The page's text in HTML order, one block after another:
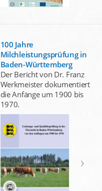
100 Jahre
Milchleistungsprüfung in
Baden-Württemberg
Der Bericht von Dr. Franz
Werkmeister dokumentiert
die Anfänge um 1900 bis
1970.